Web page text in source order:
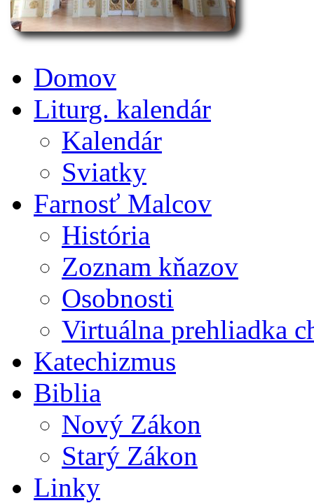
Domov
Liturg. kalendár
Kalendár
Sviatky
Farnosť Malcov
História
Zoznam kňazov
Osobnosti
Virtuálna prehliadka
Katechizmus
Biblia
Nový Zákon
Starý Zákon
Linky